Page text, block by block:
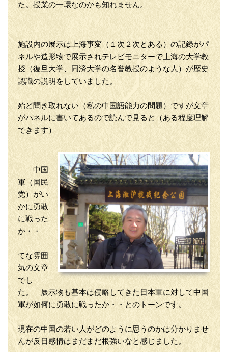
た。授業の一環なのかも知れません。
施設内の展示は上海事変（１次２次とある）の記録がパ
ネルや造形物で展示されテレビモニターで上海の大学教
授（復旦大学、同済大学の名誉教授のような人）が歴史
認識の説明をしていました。
殆ど聞き取れない（私の中国語能力の問題）ですが文章
がパネルに書いてあるので読んで見ると（ある程度理解
できます）
中国
軍（国民
党）がい
かに勇敢
に戦った
か・・
てな雰囲
気の文章
でし
た。 展示物も基本は侵略してきた日本軍に対して中国
軍が如何に勇敢に戦ったか・・とのトーンです。
現在の中国の若い人がどのように思うのかは分かりませ
んが反日感情はまだまだ根強いなと感じました。